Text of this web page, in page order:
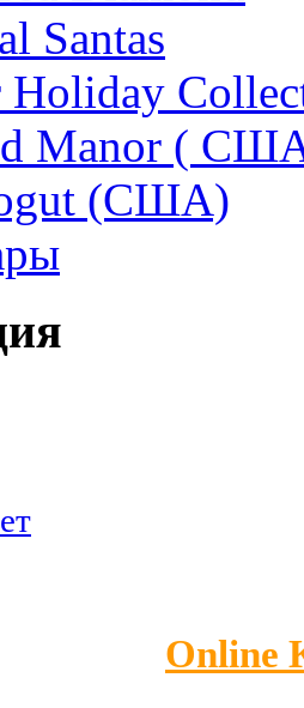
Santas
Holiday
Manor (
(США)
Online